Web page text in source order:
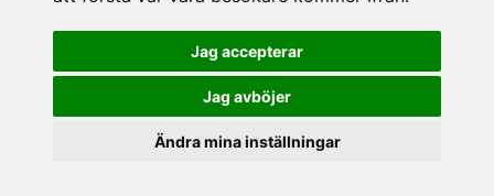
Jag accepterar
Jag avböjer
Ändra mina inställningar